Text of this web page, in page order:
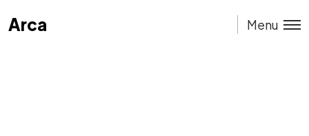
Arca
Arca Menu